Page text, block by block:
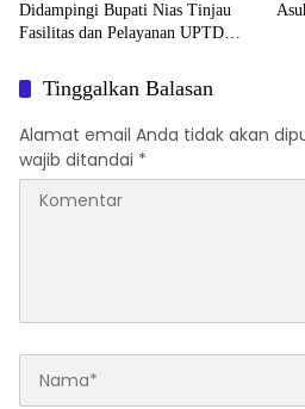
Didampingi Bupati Nias Tinjau
Fasilitas dan Pelayanan UPTD
Tinggalkan Balasan
Alamat email Anda tidak akan
wajib ditandai *